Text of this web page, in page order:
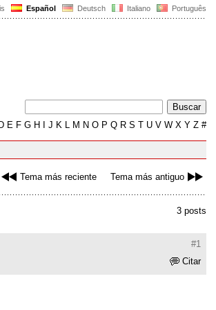
Español Deutsch Italiano Português
D E F G H J K L M N O P Q R S T U V W X Y Z #
Tema más reciente Tema más antiguo
3 posts
#1
Citar